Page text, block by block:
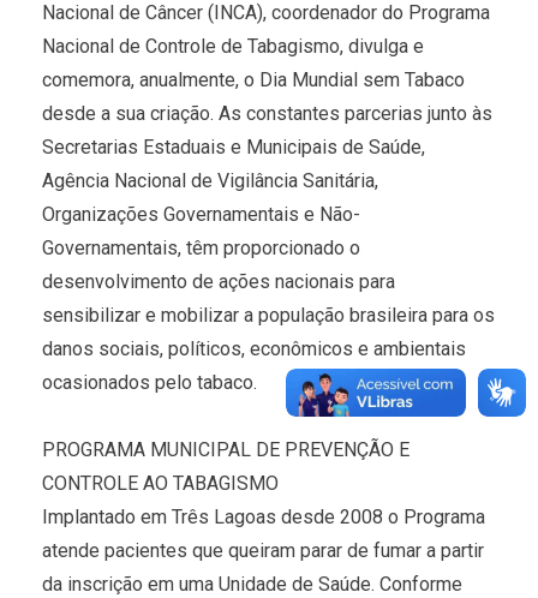
Nacional de Câncer (INCA), coordenador do Programa
Nacional de Controle de Tabagismo, divulga e
comemora, anualmente, o Dia Mundial sem Tabaco
desde a sua criação. As constantes parcerias junto às
Secretarias Estaduais e Municipais de Saúde,
Agência Nacional de Vigilância Sanitária,
Organizações Governamentais e Não-
Governamentais, têm proporcionado o
desenvolvimento de ações nacionais para
sensibilizar e mobilizar a população brasileira para os
danos sociais, políticos, econômicos e ambientais
ocasionados pelo tabaco.
PROGRAMA MUNICIPAL DE PREVENÇÃO E
CONTROLE AO TABAGISMO
Implantado em Três Lagoas desde 2008 o Programa
atende pacientes que queiram parar de fumar a partir
da inscrição em uma Unidade de Saúde. Conforme